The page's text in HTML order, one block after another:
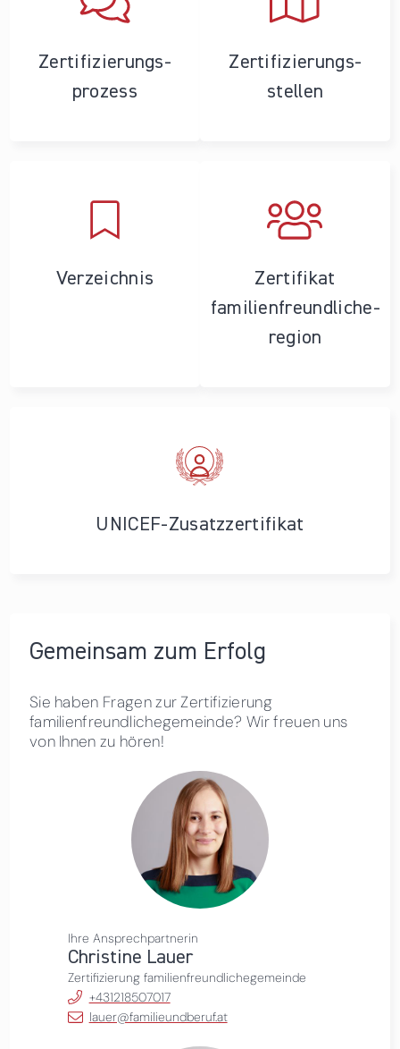
Zertifizierungs­
prozess
Zertifizierungs­
stellen
Verzeichnis
Zertifikat
familienfreundliche­
region
UNICEF-Zusatzzertifikat
Gemeinsam zum Erfolg
Sie haben Fragen zur Zertifizierung
familienfreundlichegemeinde? Wir freuen uns
von Ihnen zu hören!
Ihre Ansprechpartnerin
Christine Lauer
Zertifizierung familienfreundlichegemeinde
+431218507017
lauer@familieundberuf.at